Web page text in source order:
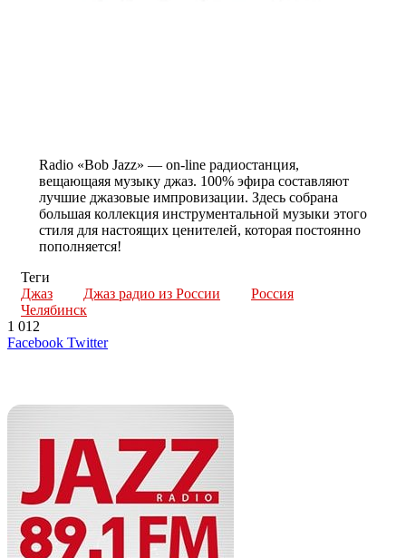
Radio «Bob Jazz» — on-line радиостанция,
вещающаяя музыку джаз. 100% эфира составляют
лучшие джазовые импровизации. Здесь собрана
большая коллекция инструментальной музыки этого
стиля для настоящих ценителей, которая постоянно
пополняется!
Теги
Джаз
Джаз радио из России
Россия
Челябинск
1 012
Facebook TwitterLinkedIn
Tumblr
Reddit
Вконтакте
Одноклассники
Skype
Messenger
Messenger
WhatsApp
Telegram
Viber
Line
Поделиться
Печатать